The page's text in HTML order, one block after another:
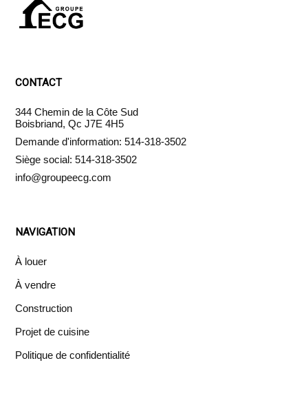
CONTACT
344 Chemin de la Côte Sud
Boisbriand, Qc J7E 4H5
Demande d'information: 514-318-3502
Siège social: 514-318-3502
info@groupeecg.com
NAVIGATION
À louer
À vendre
Construction
Projet de cuisine
Politique de confidentialité